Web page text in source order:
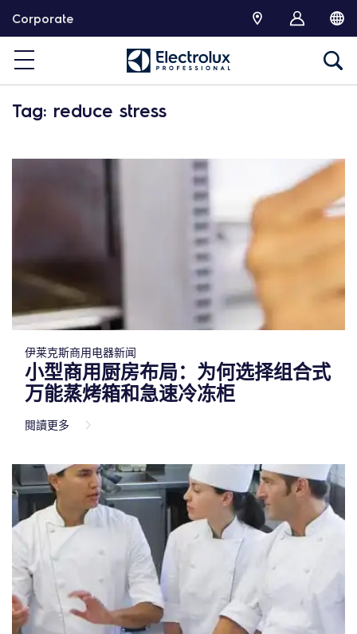
Corporate
Tag: reduce stress
伊莱克斯商用电器新闻
小型商用厨房布局：为何选择组合式
万能蒸烤箱和急速冷冻柜
閱讀更多